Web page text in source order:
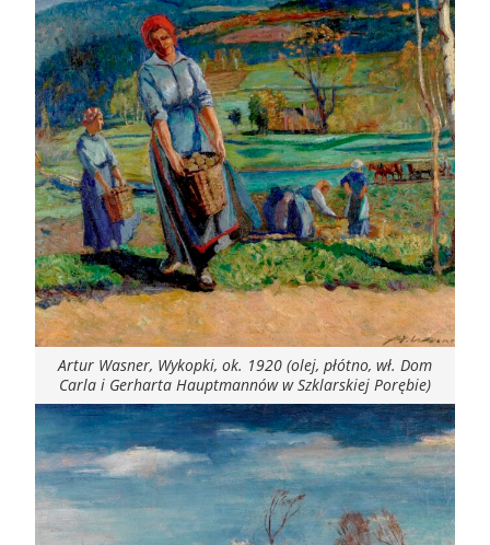
Artur Wasner, Wykopki, ok. 1920 (olej, płótno, wł. Dom
Carla i Gerharta Hauptmannów w Szklarskiej Porębie)